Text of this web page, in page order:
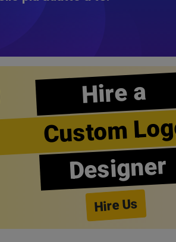
Hire a
Custom
Designer
Hire Us